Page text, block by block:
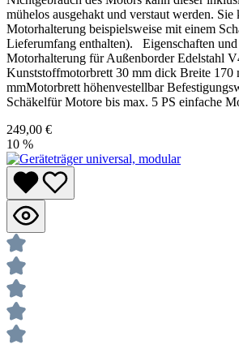
mühelos ausgehakt und verstaut werden.
Motorhalterung beispielsweise mit einem
Lieferumfang enthalten). Eigenschaften
Motorhalterung für Außenborder Edelstahl
Kunststoffmotorbrett 30 mm dick Breite 170
mmMotorbrett höhenvestellbar
Schäkelfür Motore bis max. 5 PS einfache
249,00 €
10 %